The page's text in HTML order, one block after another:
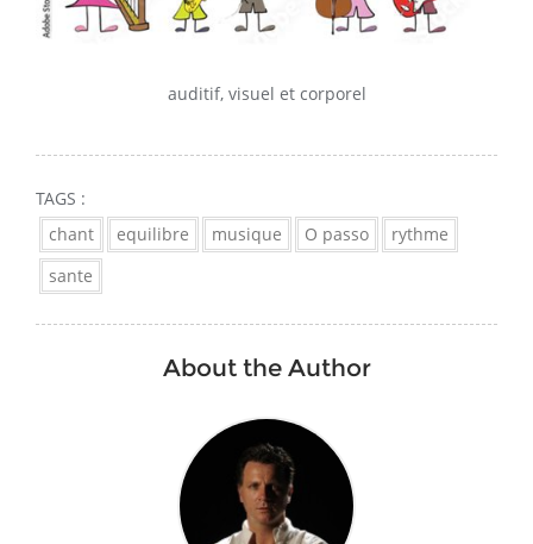
auditif, visuel et corporel
TAGS :
chant
equilibre musique O passo
rythme
sante
About the Author